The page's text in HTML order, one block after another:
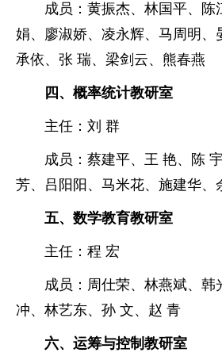
成员： 黄振杰、 林国平、 陈
娟、 廖淑娇、 凌永辉、 马周明 、
承依、 张 瑞、 梁剑云、 熊春燕
四、概率统计教研室
主任： 刘 群
成员： 蔡建平、 王 艳、 陈 宇
芳、 吕阳阳 、 马米花、 施建华、
五、数学教育教研室
主任： 程 宏
成员： 周仕荣、 林燕斌、 韩
冲、 林艺东、 孙 文、 赵 青
六、运筹与控制教研室